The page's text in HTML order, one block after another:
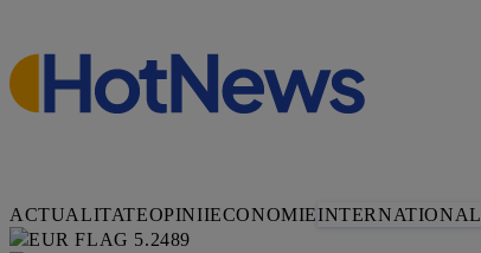
ACTUALITATEOPINIIECONOMIEINTERNATIONAL
5.2489